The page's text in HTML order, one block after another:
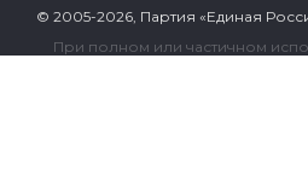
© 2005-2026, Партия «Единая
При полном или частичном